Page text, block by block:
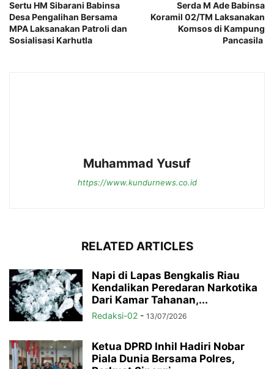
Sertu HM Sibarani Babinsa
Desa Pengalihan Bersama
MPA Laksanakan Patroli dan
Sosialisasi Karhutla
Serda M Ade Babinsa
Koramil 02/TM Laksanakan
Komsos di Kampung
Pancasila
Muhammad Yusuf
https://www.kundurnews.co.id
RELATED ARTICLES
Napi di Lapas Bengkalis Riau
Kendalikan Peredaran Narkotika
Dari Kamar Tahanan,...
Redaksi-02 - 13/07/2026
Ketua DPRD Inhil Hadiri Nobar
Piala Dunia Bersama Polres,